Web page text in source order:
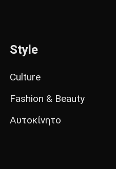
Style
Culture
Fashion & Beauty
Αυτοκίνητο